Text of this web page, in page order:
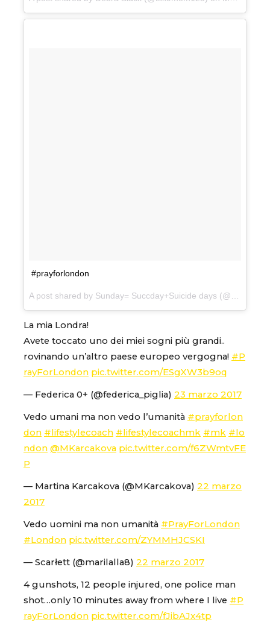
#prayforlondon
A post shared by Sunday= Succday+Suicide days (@eliza_the_potato) on
La mia Londra!
Avete toccato uno dei miei sogni più grandi..
rovinando un’altro paese europeo vergogna! #P
rayForLondon pic.twitter.com/ESgXW3b9oq
— Federica 0+ (@federica_piglia) 23 marzo 2017
Vedo umani ma non vedo l’umanità #prayforlon
don #lifestylecoach #lifestylecoachmk #mk #lo
ndon @MKarcakova pic.twitter.com/f6ZWmtvFE
P
— Martina Karcakova (@MKarcakova) 22 marzo
2017
Vedo uomini ma non umanità #PrayForLondon
#London pic.twitter.com/ZYMMHJCSKI
— Scarłett (@marilalla8) 22 marzo 2017
4 gunshots, 12 people injured, one police man
shot…only 10 minutes away from where I live #P
rayForLondon pic.twitter.com/fJibAJx4tp